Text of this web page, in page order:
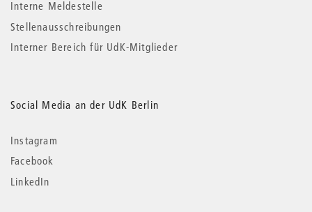
Interne Meldestelle
Stellenausschreibungen
Interner Bereich für UdK-Mitglieder
Social Media an der UdK Berlin
Instagram
Facebook
LinkedIn